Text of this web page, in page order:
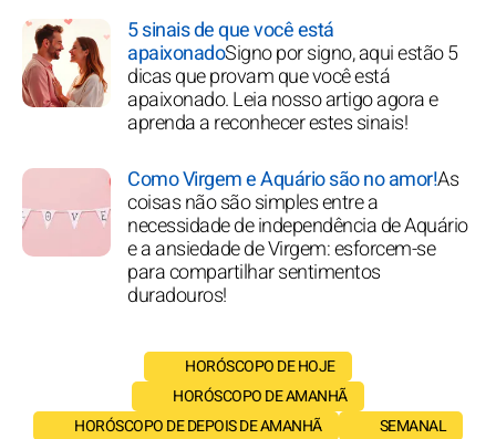
5 sinais de que você está
apaixonadoSigno por signo, aqui estão 5
dicas que provam que você está
apaixonado. Leia nosso artigo agora e
aprenda a reconhecer estes sinais!
Como Virgem e Aquário são no amor!As
coisas não são simples entre a
necessidade de independência de Aquário
e a ansiedade de Virgem: esforcem-se
para compartilhar sentimentos
duradouros!
HORÓSCOPO DE HOJE
HORÓSCOPO DE AMANHÃ
HORÓSCOPO DE DEPOIS DE AMANHÃ
SEMANAL